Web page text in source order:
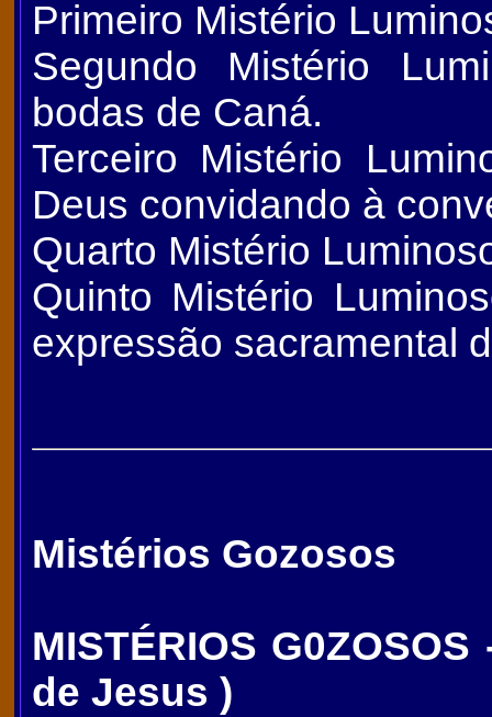
Primeiro Mistério
Segundo Mistério
bodas de Caná.
Terceiro Mistério
Deus convidando à
Quarto Mistério
Quinto Mistério
expressão sacramental
Mistérios Gozosos
MISTÉRIOS
de Jesus )